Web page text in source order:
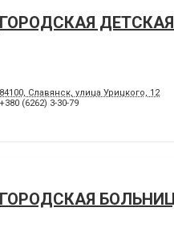
ГОРОДСКАЯ
84100, Славянск, улица Урицкого, 12
+380 (6262) 3-30-79
ГОРОДСКАЯ